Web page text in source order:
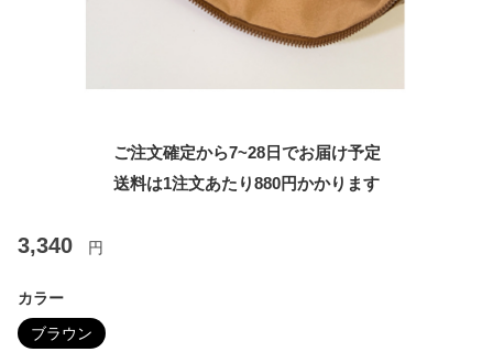
ご注文確定から7~28日でお届け予定
送料は1注文あたり880円かかります
3,340 円
カラー
ブラウン